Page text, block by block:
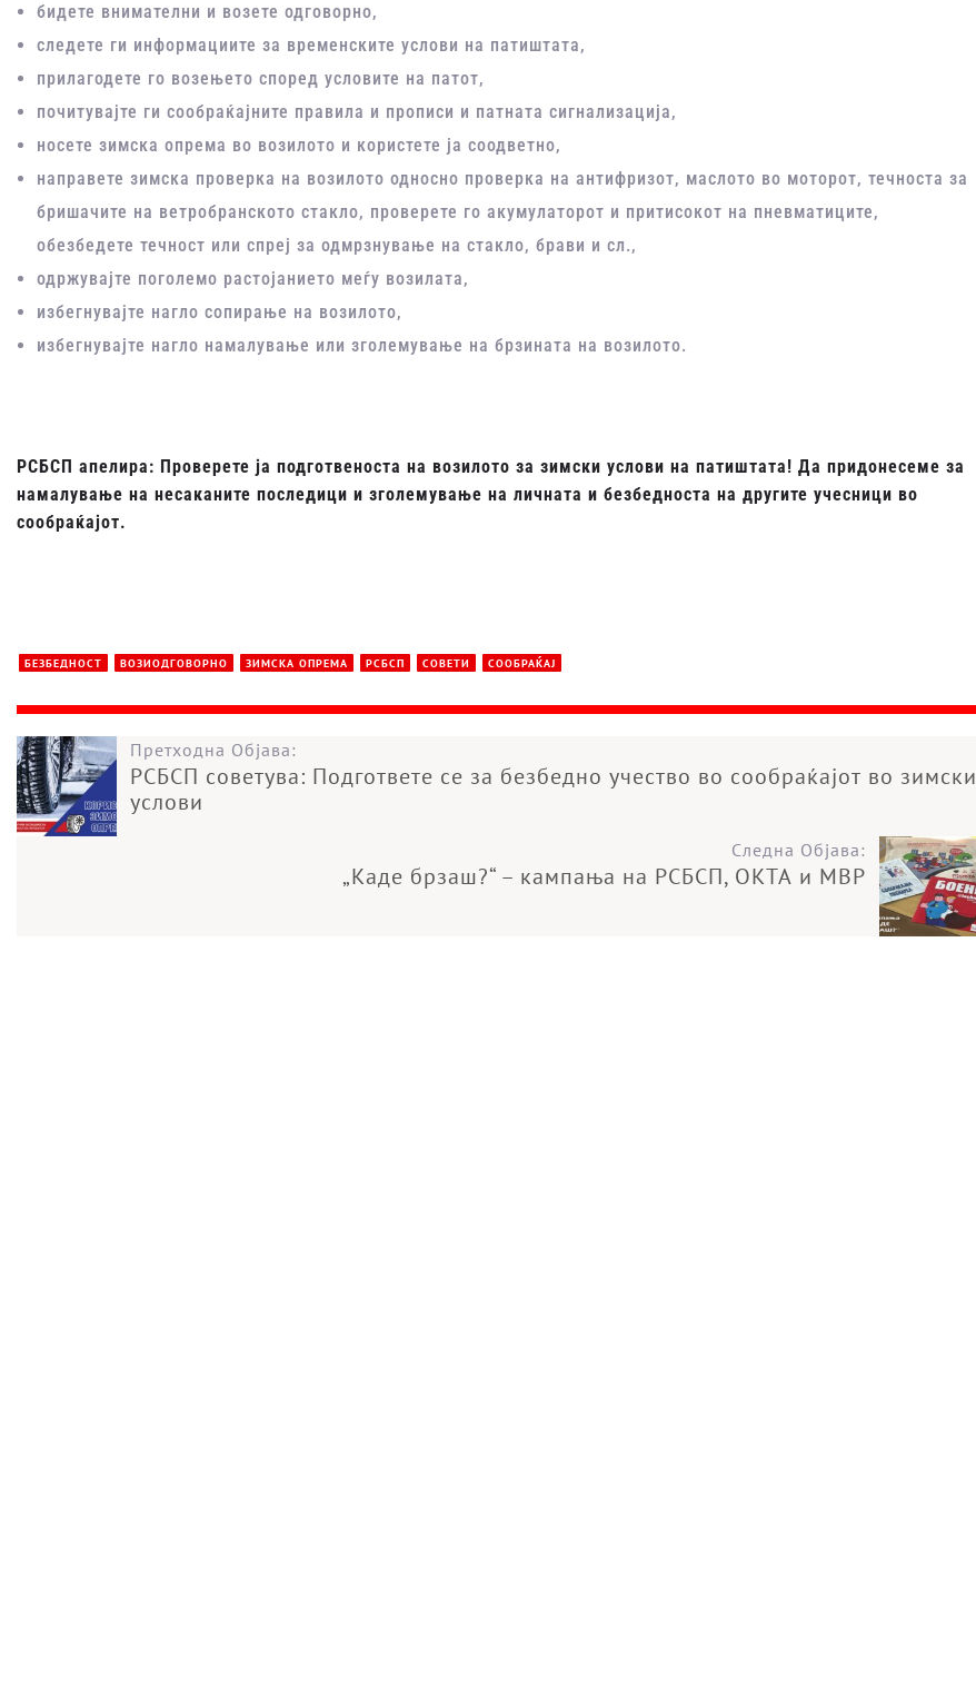
бидете внимателни и возете одговорно,
следете ги информациите за временските услови на патиштата,
прилагодете го возењето според условите на патот,
почитувајте ги сообраќајните правила и прописи и патната сигнализација,
носете зимска опрема во возилото и користете ја соодветно,
направете зимска проверка на возилото односно проверка на антифризот, маслото во моторот, течноста за
бришачите на ветробранското стакло, проверете го акумулаторот и притисокот на пневматиците,
обезбедете течност или спреј за одмрзнување на стакло, брави и сл.,
одржувајте поголемо растојанието меѓу возилата,
избегнувајте нагло сопирање на возилото,
избегнувајте нагло намалување или зголемување на брзината на возилото.
РСБСП апелира: Проверете ја подготвеноста на возилото за зимски услови на патиштата! Да придонесеме за
намалување на несаканите последици и зголемување на личната и безбедноста на другите учесници во
сообраќајот.
БЕЗБЕДНОСТ ВОЗИОДГОВОРНО ЗИМСКА ОПРЕМА РСБСП СОВЕТИ СООБРАЌАЈ
Претходна Објава:
РСБСП советува: Подгответе се за безбедно учество во сообраќајот во зимски
услови
Следна Објава:
„Каде брзаш?“ – кампања на РСБСП, ОКТА и МВР